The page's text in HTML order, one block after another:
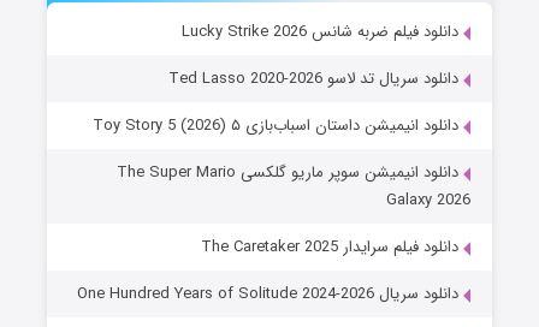
دانلود فیلم ضربه شانس Lucky Strike 2026
دانلود سریال تد لاسو Ted Lasso 2020-2026
دانلود انیمیشن داستان اسباب‌بازی ۵ Toy Story 5 (2026)
دانلود انیمیشن سوپر ماریو گلکسی The Super Mario
Galaxy 2026
دانلود فیلم سرایدار The Caretaker 2025
دانلود سریال One Hundred Years of Solitude 2024-2026